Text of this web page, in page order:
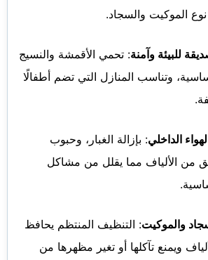
الموكيت والسجاد.
للبيئة وآمنة: تحمي الأقمشة والنسيج
وتناسب المنازل التي تضم أطفالًا
الداخلي: بإزالة الغبار، وحبوب
من الألياف مما يقلل من مشاكل
والموكيت: التنظيف المنتظم يحافظ
ويمنع تآكلها أو تغير مظهرها من